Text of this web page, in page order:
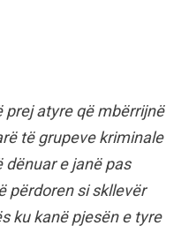
prej atyre që mbërrijnë
të grupeve kriminale
dënuar e janë pas
përdoren si skllevër
ku kanë pjesën e tyre